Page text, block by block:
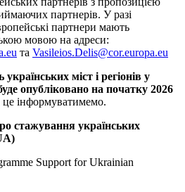
партнерів. У разі
партнери мають
мовою на адреси:
та Vasileios.Delis@cor.europa.eu
міст і регіонів у
опубліковано на початку 2026
інформуватимемо.
стажування українських
Support for Ukrainian